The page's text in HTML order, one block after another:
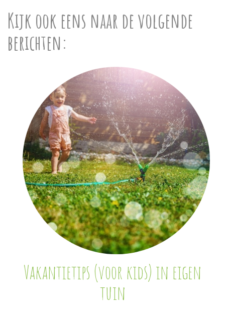
Kijk ook eens naar de volgende
berichten:
Vakantietips (voor kids) in eigen
tuin